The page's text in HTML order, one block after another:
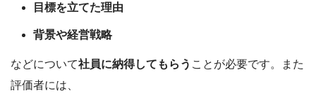
目標を立てた理由
背景や経営戦略
などについて社員に納得してもらう ことが必要です。また
評価者には、